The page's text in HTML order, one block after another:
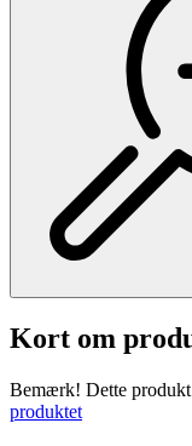
Kort om
Bemærk! Dette produkt
produktet